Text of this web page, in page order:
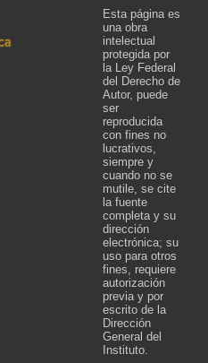
Esta página es
una obra
intelectual
protegida por
la Ley Federal
del Derecho de
Autor, puede
ser
reproducida
con fines no
lucrativos,
siempre y
cuando no se
mutile, se cite
la fuente
completa y su
dirección
electrónica; su
uso para otros
fines, requiere
autorización
previa y por
escrito de la
Dirección
General del
Instituto.